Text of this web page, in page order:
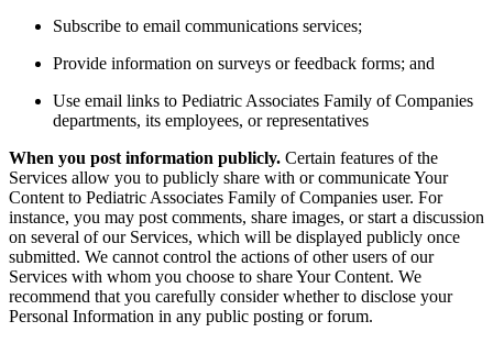
Subscribe to email communications services;
Provide information on surveys or feedback forms; and
Use email links to Pediatric Associates Family of Companies
departments, its employees, or representatives
When you post information publicly. Certain features of the
Services allow you to publicly share with or communicate Your
Content to Pediatric Associates Family of Companies user. For
instance, you may post comments, share images, or start a discussion
on several of our Services, which will be displayed publicly once
submitted. We cannot control the actions of other users of our
Services with whom you choose to share Your Content. We
recommend that you carefully consider whether to disclose your
Personal Information in any public posting or forum.